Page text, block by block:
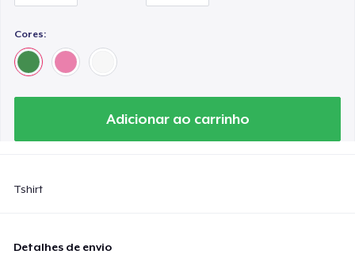
Cores:
Adicionar ao carrinho
Tshirt
Detalhes de envio